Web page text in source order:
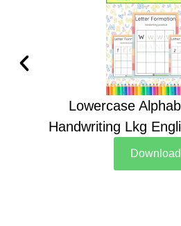
Lowercase
Handwriting Lkg
Download